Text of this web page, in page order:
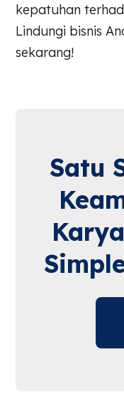
kepatuhan
Lindungi bisnis
sekarang!
Satu